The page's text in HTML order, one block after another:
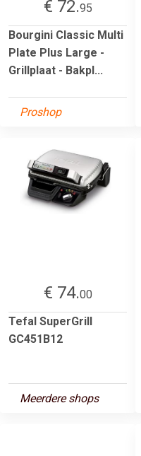
€ 72.95
Bourgini Classic Multi
Plate Plus Large -
Grillplaat - Bakpl...
Proshop
€ 74.00
Tefal SuperGrill
GC451B12
Meerdere shops